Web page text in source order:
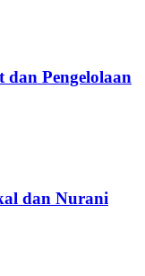
Pengelolaan
dan Nurani